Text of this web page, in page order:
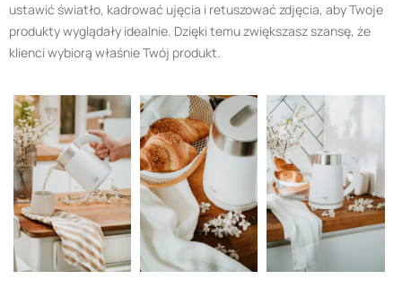
ustawić światło, kadrować ujęcia i retuszować zdjęcia, aby Twoje
produkty wyglądały idealnie. Dzięki temu zwiększasz szansę, że
klienci wybiorą właśnie Twój produkt.